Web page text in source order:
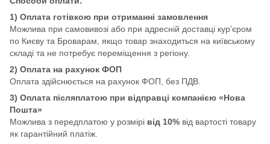
1) Оплата готівкою при отриманні замовлення
Можлива при самовивозі або при адресній доставці кур’єром
по Києву та Броварам, якщо товар знаходиться на київському
складі та не потребує переміщення з регіону.
2) Оплата на рахунок ФОП
Оплата здійснюється на рахунок ФОП, без ПДВ.
3) Оплата післяплатою при відправці компанією «Нова
Пошта»
Можлива з передплатою у розмірі від 10% від вартості товару
як гарантійний платіж.